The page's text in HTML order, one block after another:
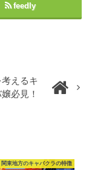
feedly
えるキ
必見！
関東地方のキャバクラの特徴